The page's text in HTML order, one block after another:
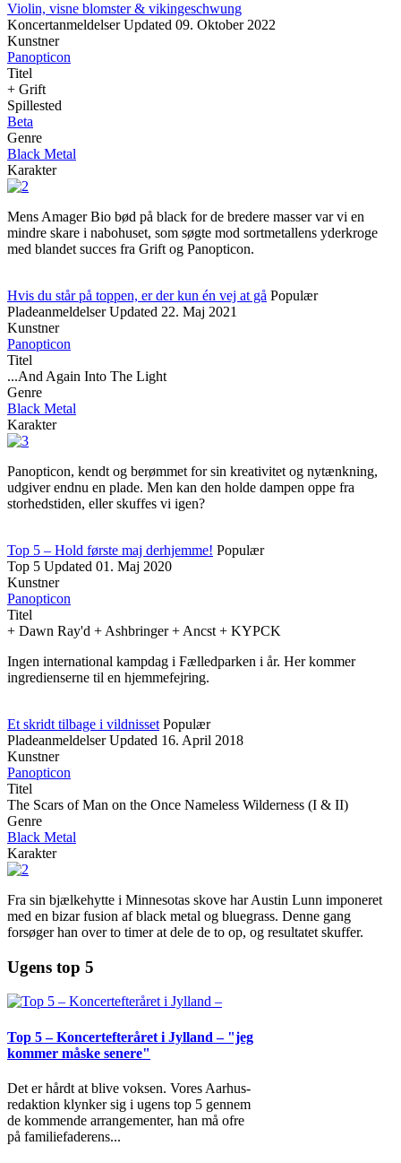
Violin, visne blomster & vikingeschwung
Koncertanmeldelser Updated 09. Oktober 2022
Kunstner
Panopticon
Titel
+ Grift
Spillested
Beta
Genre
Black Metal
Karakter
Mens Amager Bio bød på black for de bredere masser var vi en
mindre skare i nabohuset, som søgte mod sortmetallens yderkroge
med blandet succes fra Grift og Panopticon.
Hvis du står på toppen, er der kun én vej at gå Populær
Pladeanmeldelser Updated 22. Maj 2021
Kunstner
Panopticon
Titel
...And Again Into The Light
Genre
Black Metal
Karakter
Panopticon, kendt og berømmet for sin kreativitet og nytænkning,
udgiver endnu en plade. Men kan den holde dampen oppe fra
storhedstiden, eller skuffes vi igen?
Top 5 – Hold første maj derhjemme! Populær
Top 5 Updated 01. Maj 2020
Kunstner
Panopticon
Titel
+ Dawn Ray'd + Ashbringer + Ancst + KYPCK
Ingen international kampdag i Fælledparken i år. Her kommer
ingredienserne til en hjemmefejring.
Et skridt tilbage i vildnisset Populær
Pladeanmeldelser Updated 16. April 2018
Kunstner
Panopticon
Titel
The Scars of Man on the Once Nameless Wilderness (I & II)
Genre
Black Metal
Karakter
Fra sin bjælkehytte i Minnesotas skove har Austin Lunn imponeret
med en bizar fusion af black metal og bluegrass. Denne gang
forsøger han over to timer at dele de to op, og resultatet skuffer.
Ugens top 5
Top 5 – Koncertefteråret i Jylland – "jeg
kommer måske senere"
Det er hårdt at blive voksen. Vores Aarhus-
redaktion klynker sig i ugens top 5 gennem
de kommende arrangementer, han må ofre
på familiefaderens...